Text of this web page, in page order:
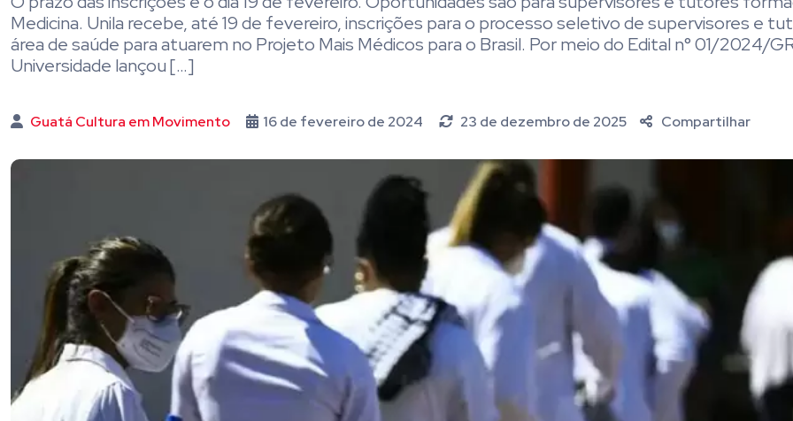
Medicina. Unila recebe, até 19 de fevereiro, inscrições para o processo seletivo de supervisores e
área de saúde para atuarem no Projeto Mais Médicos para o Brasil. Por meio do Edital n° 01/2024/
Universidade lançou […]
Guatá Cultura em Movimento 16 de fevereiro de 2024 23 de dezembro de 2025 Compartilhar